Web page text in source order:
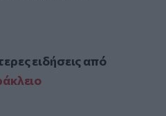
ειδήσεις από